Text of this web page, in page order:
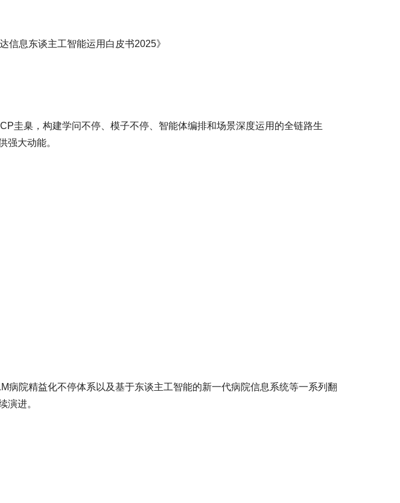
息东谈主工智能运用白皮书2025》
圭臬，构建学问不停、模子不停、智能体编排和场景深度运用的全链路生
强大动能。
院精益化不停体系以及基于东谈主工智能的新一代病院信息系统等一系列翻
演进。